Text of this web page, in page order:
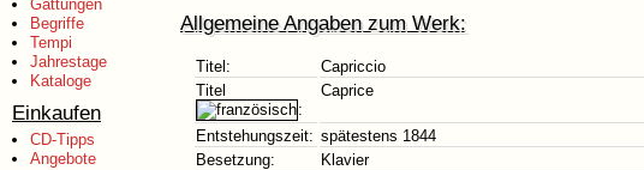
Gattungen
Begriffe
Tempi
Jahrestage
Kataloge
Einkaufen
CD-Tipps
Angebote
Allgemeine Angaben zum Werk:
Titel:
Capriccio
Titel
:
Caprice
Entstehungszeit: spätestens 1844
Besetzung:
Klavier